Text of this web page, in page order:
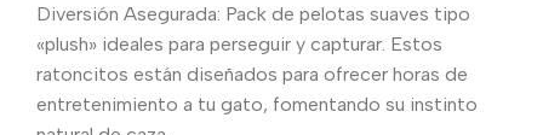
Diversión Asegurada: Pack de pelotas suaves tipo
«plush» ideales para perseguir y capturar. Estos
ratoncitos están diseñados para ofrecer horas de
entretenimiento a tu gato, fomentando su instinto